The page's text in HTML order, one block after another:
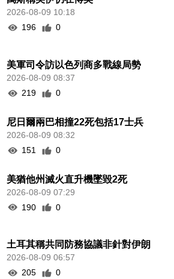
2026-08-09 10:18
196
0
美軍司令訪以色列商多戰線局勢
2026-08-09 08:37
219
0
尼日爾兩巴相撞22死包括17士兵
2026-08-09 08:32
151
0
美猶他州滅火直升機墜毀2死
2026-08-09 07:29
190
0
土耳其稱共同防務協議非針對伊朗
2026-08-09 06:57
205
0